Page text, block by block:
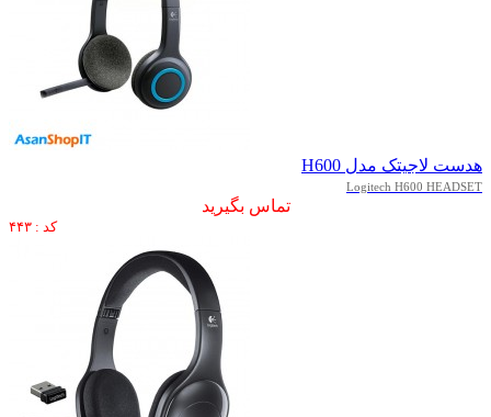
هدست لاجیتک مدل H600
Logitech H600 HEADSET
تماس بگیرید
کد : ۴۴۳